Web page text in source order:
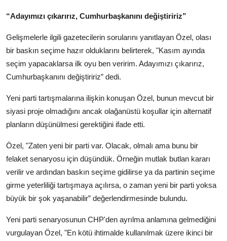
“Adayımızı çıkarırız, Cumhurbaşkanını değiştiririz”
Gelişmelerle ilgili gazetecilerin sorularını yanıtlayan Özel, olası
bir baskın seçime hazır olduklarını belirterek, "Kasım ayında
seçim yapacaklarsa ilk oyu ben veririm. Adayımızı çıkarırız,
Cumhurbaşkanını değiştiririz” dedi.
Yeni parti tartışmalarına ilişkin konuşan Özel, bunun mevcut bir
siyasi proje olmadığını ancak olağanüstü koşullar için alternatif
planların düşünülmesi gerektiğini ifade etti.
Özel, "Zaten yeni bir parti var. Olacak, olmalı ama bunu bir
felaket senaryosu için düşündük. Örneğin mutlak butlan kararı
verilir ve ardından baskın seçime gidilirse ya da partinin seçime
girme yeterliliği tartışmaya açılırsa, o zaman yeni bir parti yoksa
büyük bir şok yaşanabilir” değerlendirmesinde bulundu.
Yeni parti senaryosunun CHP'den ayrılma anlamına gelmediğini
vurgulayan Özel, "En kötü ihtimalde kullanılmak üzere ikinci bir